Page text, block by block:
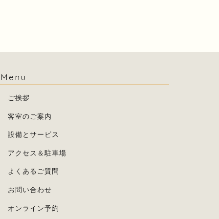
Menu
ご挨拶
客室のご案内
設備とサービス
アクセス＆駐車場
よくあるご質問
お問い合わせ
オンライン予約